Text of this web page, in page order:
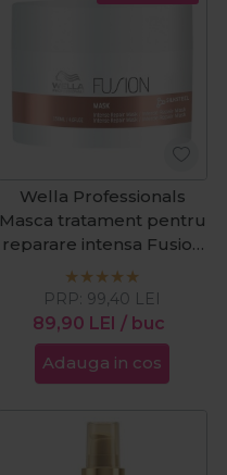
Wella Professionals
Masca tratament pentru
reparare intensa Fusion
Silksteel 150ml
89,90 LEI / buc
PRP: 99,40 LEI
Adauga in cos